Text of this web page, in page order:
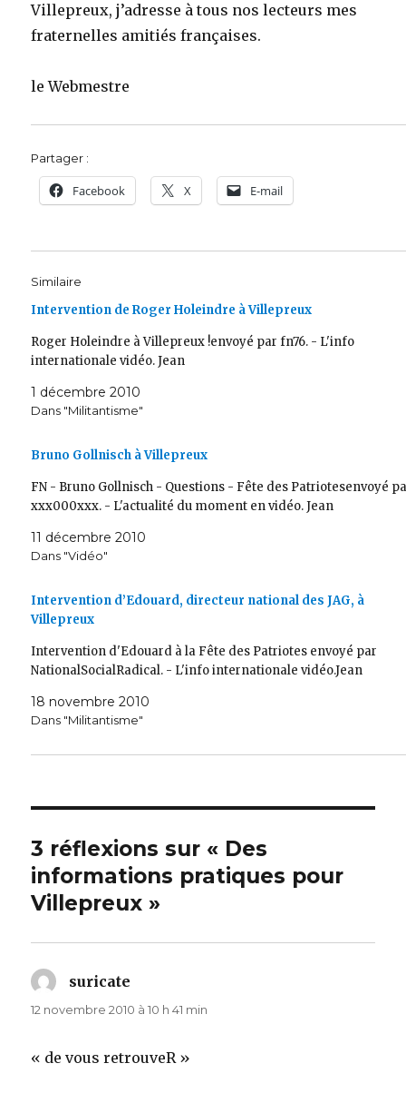
Villepreux, j’adresse à tous nos lecteurs mes
fraternelles amitiés françaises.
le Webmestre
Partager :
Facebook X E-mail
Similaire
Intervention de Roger Holeindre à Villepreux
Roger Holeindre à Villepreux !envoyé par fn76. - L'info
internationale vidéo. Jean
1 décembre 2010
Dans "Militantisme"
Bruno Gollnisch à Villepreux
FN - Bruno Gollnisch - Questions - Fête des Patriotesenvoyé
xxx000xxx. - L'actualité du moment en vidéo. Jean
11 décembre 2010
Dans "Vidéo"
Intervention d’Edouard, directeur national des JAG, à
Villepreux
Intervention d'Edouard à la Fête des Patriotes envoyé par
NationalSocialRadical. - L'info internationale vidéo.Jean
18 novembre 2010
Dans "Militantisme"
3 réflexions sur « Des
informations pratiques pour
Villepreux »
suricate
12 novembre 2010 à 10 h 41 min
« de vous retrouveR »